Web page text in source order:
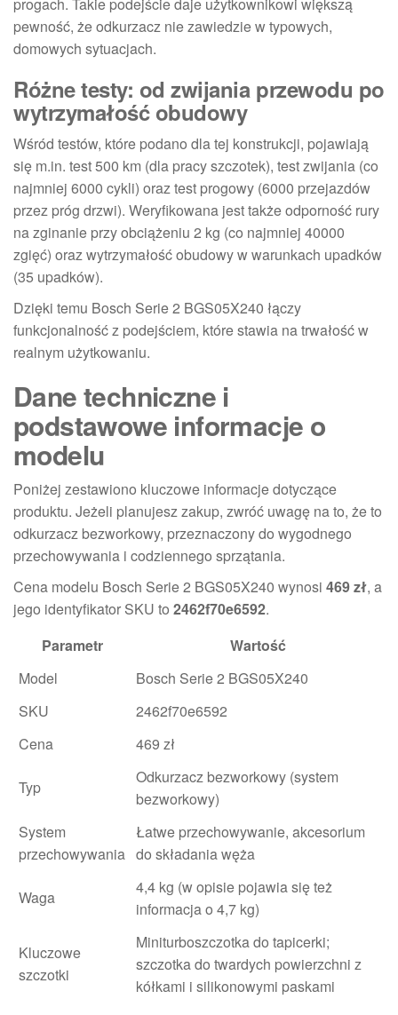
pewność, że odkurzacz nie zawiedzie w typowych,
domowych sytuacjach.
Różne testy: od zwijania przewodu po
wytrzymałość obudowy
Wśród testów, które podano dla tej konstrukcji, pojawiają
się m.in. test 500 km (dla pracy szczotek), test zwijania (co
najmniej 6000 cykli) oraz test progowy (6000 przejazdów
przez próg drzwi). Weryfikowana jest także odporność rury
na zginanie przy obciążeniu 2 kg (co najmniej 40000
zgięć) oraz wytrzymałość obudowy w warunkach upadków
(35 upadków).
Dzięki temu Bosch Serie 2 BGS05X240 łączy
funkcjonalność z podejściem, które stawia na trwałość w
realnym użytkowaniu.
Dane techniczne i
podstawowe informacje o
modelu
Poniżej zestawiono kluczowe informacje dotyczące
produktu. Jeżeli planujesz zakup, zwróć uwagę na to, że to
odkurzacz bezworkowy, przeznaczony do wygodnego
przechowywania i codziennego sprzątania.
Cena modelu Bosch Serie 2 BGS05X240 wynosi 469 zł, a
jego identyfikator SKU to 2462f70e6592.
Parametr
Wartość
Model
Bosch Serie 2 BGS05X240
SKU
2462f70e6592
Cena
469 zł
Typ
Odkurzacz bezworkowy (system
bezworkowy)
System
przechowywania
Łatwe przechowywanie, akcesorium
do składania węża
Waga
4,4 kg (w opisie pojawia się też
informacja o 4,7 kg)
Kluczowe
szczotki
Miniturboszczotka do tapicerki;
szczotka do twardych powierzchni z
kółkami i silikonowymi paskami